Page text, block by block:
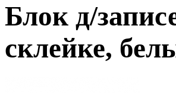
Блок д/
склейке,